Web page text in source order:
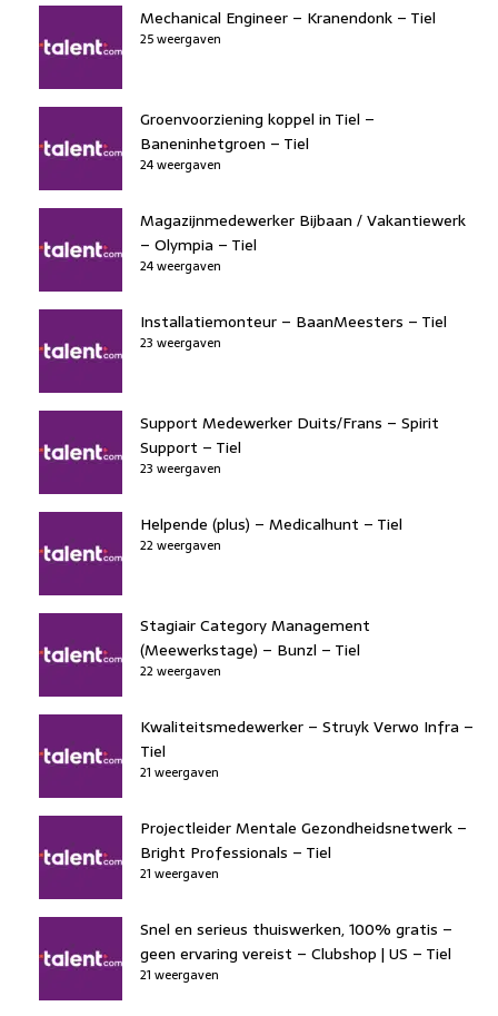
Mechanical Engineer – Kranendonk – Tiel
25 weergaven
Groenvoorziening koppel in Tiel –
Baneninhetgroen – Tiel
24 weergaven
Magazijnmedewerker Bijbaan / Vakantiewerk
– Olympia – Tiel
24 weergaven
Installatiemonteur – BaanMeesters – Tiel
23 weergaven
Support Medewerker Duits/Frans – Spirit
Support – Tiel
23 weergaven
Helpende (plus) – Medicalhunt – Tiel
22 weergaven
Stagiair Category Management
(Meewerkstage) – Bunzl – Tiel
22 weergaven
Kwaliteitsmedewerker – Struyk Verwo Infra –
Tiel
21 weergaven
Projectleider Mentale Gezondheidsnetwerk –
Bright Professionals – Tiel
21 weergaven
Snel en serieus thuiswerken, 100% gratis –
geen ervaring vereist – Clubshop | US – Tiel
21 weergaven